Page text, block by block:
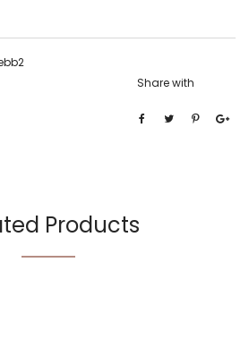
Share with
Products